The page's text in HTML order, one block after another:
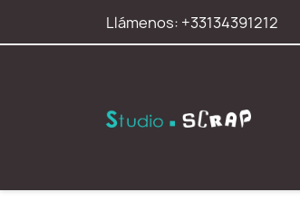
Llámenos: +33134391212